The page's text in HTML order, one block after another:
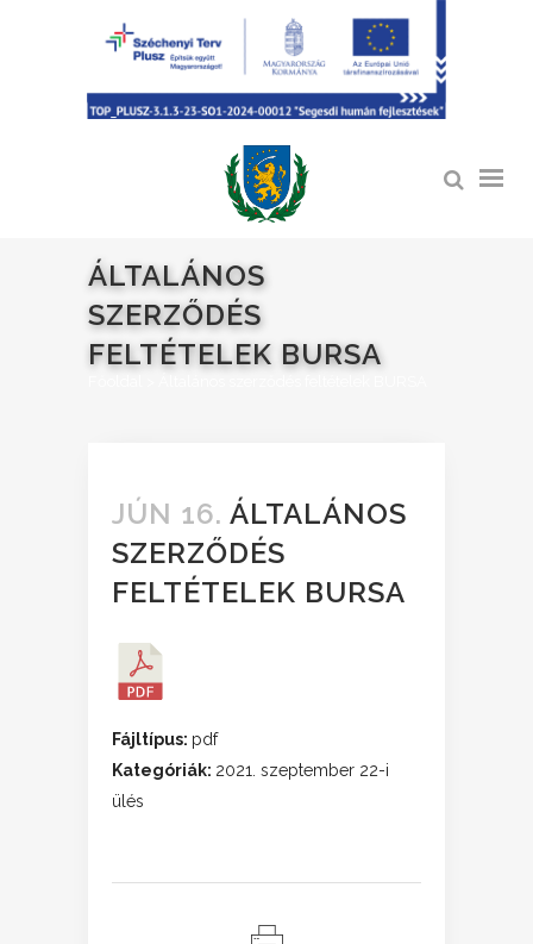
ÁLTALÁNOS
SZERZŐDÉS
FELTÉTELEK BURSA
JÚN 16. ÁLTALÁNOS
SZERZŐDÉS
FELTÉTELEK BURSA
Fájltípus: pdf
Kategóriák: 2021. szeptember 22-i
ülés